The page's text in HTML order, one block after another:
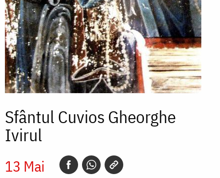
Sfântul Cuvios Gheorghe
Ivirul
13 Mai